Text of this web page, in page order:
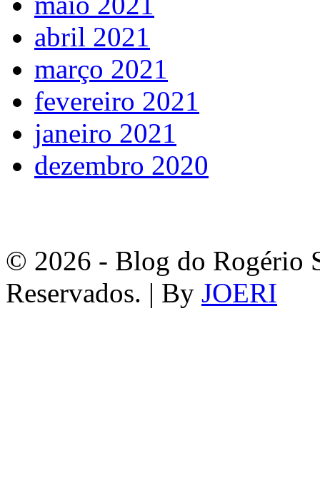
abril 2021
março 2021
fevereiro 2021
janeiro 2021
dezembro 2020
© 2026 - Blog do Rogério
Reservados. | By JOERI